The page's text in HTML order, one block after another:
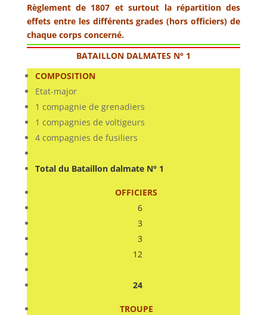
Règlement de 1807 et surtout la répartition des
effets entre les différents grades (hors officiers) de
chaque corps concerné.
BATAILLON DALMATES N° 1
COMPOSITION
Etat-major
1 compagnie de grenadiers
1 compagnies de voltigeurs
4 compagnies de fusiliers
Total du Bataillon dalmate N° 1
OFFICIERS
6
3
3
12
24
TROUPE